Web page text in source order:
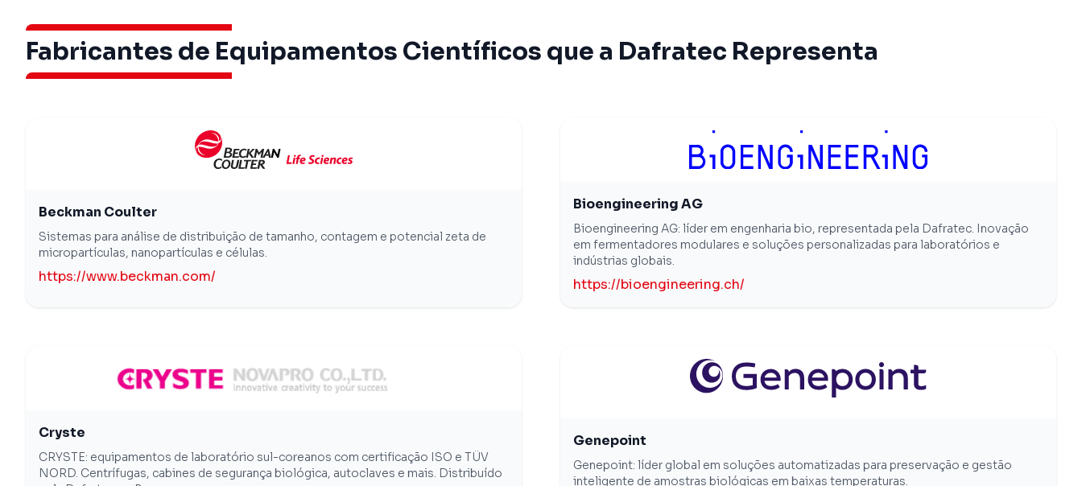
Fabricantes de Equipamentos Científicos que a Dafratec Representa
Beckman Coulter
Sistemas para análise de distribuição de tamanho, contagem e potencial zeta de
micropartículas, nanopartículas e células.
https://www.beckman.com/
Bioengineering AG
Bioengineering AG: líder em engenharia bio, representada pela Dafratec. Inovação
em fermentadores modulares e soluções personalizadas para laboratórios e
indústrias globais.
https://bioengineering.ch/
Cryste
CRYSTE: equipamentos de laboratório sul-coreanos com certificação ISO e TÜV
NORD. Centrífugas, cabines de segurança biológica, autoclaves e mais. Distribuído
Genepoint
Genepoint: líder global em soluções automatizadas para preservação e gestão
inteligente de amostras biológicas em baixas temperaturas.